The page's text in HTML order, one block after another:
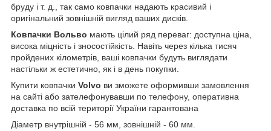
бруду і т. д., так само ковпачки надають красивий і
оригінальний зовнішній вигляд ваших дисків.
Ковпачки Вольво мають цілий ряд переваг: доступна ціна,
висока міцність і зносостійкість. Навіть через кілька тисяч
пройдених кілометрів, ваші ковпачки будуть виглядати
настільки ж естетично, як і в день покупки.
Купити ковпачки Volvo ви зможете оформивши замовлення
на сайті або зателефонувавши по телефону, оперативна
доставка по всій території України гарантована
Діаметр внутрішній - 56 мм, зовнішній - 60 мм.